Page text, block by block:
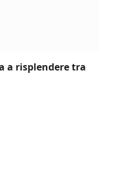
a risplendere tra